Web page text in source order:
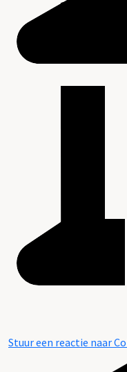
Stuur een reactie naar